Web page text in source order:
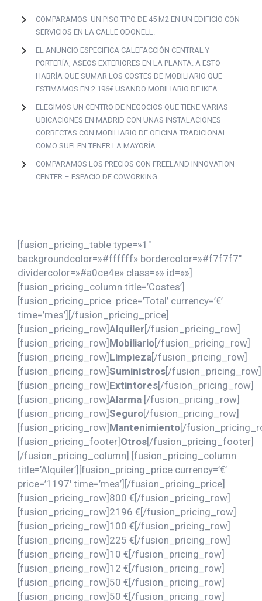
COMPARAMOS UN PISO TIPO DE 45 M2 EN UN EDIFICIO CON
SERVICIOS EN LA CALLE ODONELL.
EL ANUNCIO ESPECIFICA CALEFACCIÓN CENTRAL Y
PORTERÍA, ASEOS EXTERIORES EN LA PLANTA. A ESTO
HABRÍA QUE SUMAR LOS COSTES DE MOBILIARIO QUE
ESTIMAMOS EN 2.196€ USANDO MOBILIARIO DE IKEA
ELEGIMOS UN CENTRO DE NEGOCIOS QUE TIENE VARIAS
UBICACIONES EN MADRID CON UNAS INSTALACIONES
CORRECTAS CON MOBILIARIO DE OFICINA TRADICIONAL
COMO SUELEN TENER LA MAYORÍA.
COMPARAMOS LOS PRECIOS CON FREELAND INNOVATION
CENTER – ESPACIO DE COWORKING
[fusion_pricing_table type=»1″
backgroundcolor=»#ffffff» bordercolor=»#f7f7f7″
dividercolor=»#a0ce4e» class=»» id=»»]
[fusion_pricing_column title=’Costes’]
[fusion_pricing_price price=’Total’ currency=’€’
time=’mes’][/fusion_pricing_price]
[fusion_pricing_row]Alquiler[/fusion_pricing_row]
[fusion_pricing_row] Mobiliario[/fusion_pricing_row]
[fusion_pricing_row] Limpieza[/fusion_pricing_row]
[fusion_pricing_row]Suministros[/fusion_pricing_row]
[fusion_pricing_row] Extintores[/fusion_pricing_row]
[fusion_pricing_row]Alarma [/fusion_pricing_row]
[fusion_pricing_row]Seguro[/fusion_pricing_row]
[fusion_pricing_row] Mantenimiento[/
[fusion_pricing_footer] Otros[/fusion_pricing_footer]
[/fusion_pricing_column] [fusion_pricing_column
title=’Alquiler’][fusion_pricing_price currency=’€’
price=’1197′ time=’mes’][/fusion_pricing_price]
[fusion_pricing_row]800 €[/fusion_pricing_row]
[fusion_pricing_row]2196 €[/fusion_pricing_row]
[fusion_pricing_row]100 €[/fusion_pricing_row]
[fusion_pricing_row]225 €[/fusion_pricing_row]
[fusion_pricing_row]10 €[/fusion_pricing_row]
[fusion_pricing_row]12 €[/fusion_pricing_row]
[fusion_pricing_row]50 €[/fusion_pricing_row]
[fusion_pricing_row]50 €[/fusion_pricing_row]